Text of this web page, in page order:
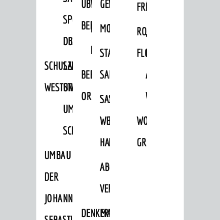
SPORTHALLE
DBS
SCHULZENTRUM
WESTSTADT
SANIERUNG-
UND
UMBAUMASSNAHME S
CHLOSS
UMBAU
DER
JOHANN-
ÜBER
BEBAUUNGSPLÄNE
VERFAHREN
BEBAUUNGSPLÄNE
KERNSTADT
BEBAUUNGSPLÄNE
ORTSTEILE
EINZELHANDELSKONZEPT
MOBILFUNKKONZEPT
LÄRMAKTIONSPLAN
STADTERNEUERUNG/-
SANIERUNG
SANIERUNG
WESTLICH
HAUPTBAHNHOF
SANIERUNGSGEBIET
HILDEBRANDSCHE
MÜHLE
ABGESCHLOSSENE
VERFAHREN
DENKMALSCHUTZ
ERHALTUNGSSATZUNGEN
FRÜHLING
HERBST
RODENSTEINER
FLOHMARKT
„WOINEM
LIVE“
AM
WINDECKPLATZ
WOCHENMARKT
GROOVE